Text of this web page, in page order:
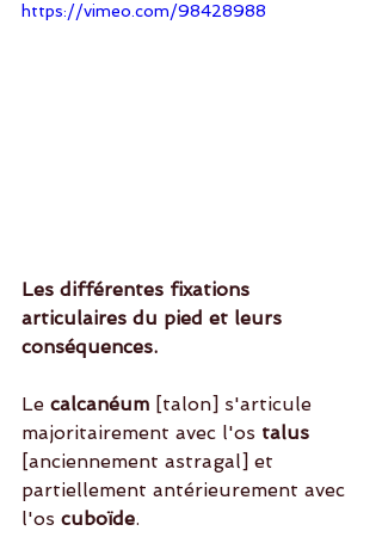
https://vimeo.com/98428988
Les différentes fixations
articulaires du pied et leurs
conséquences.
Le calcanéum [talon] s'articule
majoritairement avec l'os talus
[anciennement astragal] et
partiellement antérieurement avec
l'os cuboïde.